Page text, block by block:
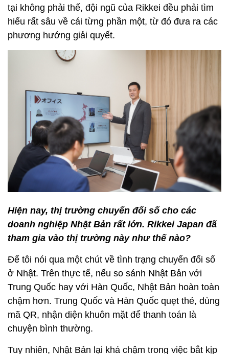
tại không phải thế, đội ngũ của Rikkei đều phải tìm
hiểu rất sâu về cái từng phần một, từ đó đưa ra các
phương hướng giải quyết.
Hiện nay, thị trường chuyển đổi số cho các
doanh nghiệp Nhật Bản rất lớn. Rikkei Japan đã
tham gia vào thị trường này như thế nào?
Để tôi nói qua một chút về tình trạng chuyển đổi số
ở Nhật. Trên thực tế, nếu so sánh Nhật Bản với
Trung Quốc hay với Hàn Quốc, Nhật Bản hoàn toàn
chậm hơn. Trung Quốc và Hàn Quốc quẹt thẻ, dùng
mã QR, nhận diện khuôn mặt để thanh toán là
chuyện bình thường.
Tuy nhiên, Nhật Bản lại khá chậm trong việc bắt kịp